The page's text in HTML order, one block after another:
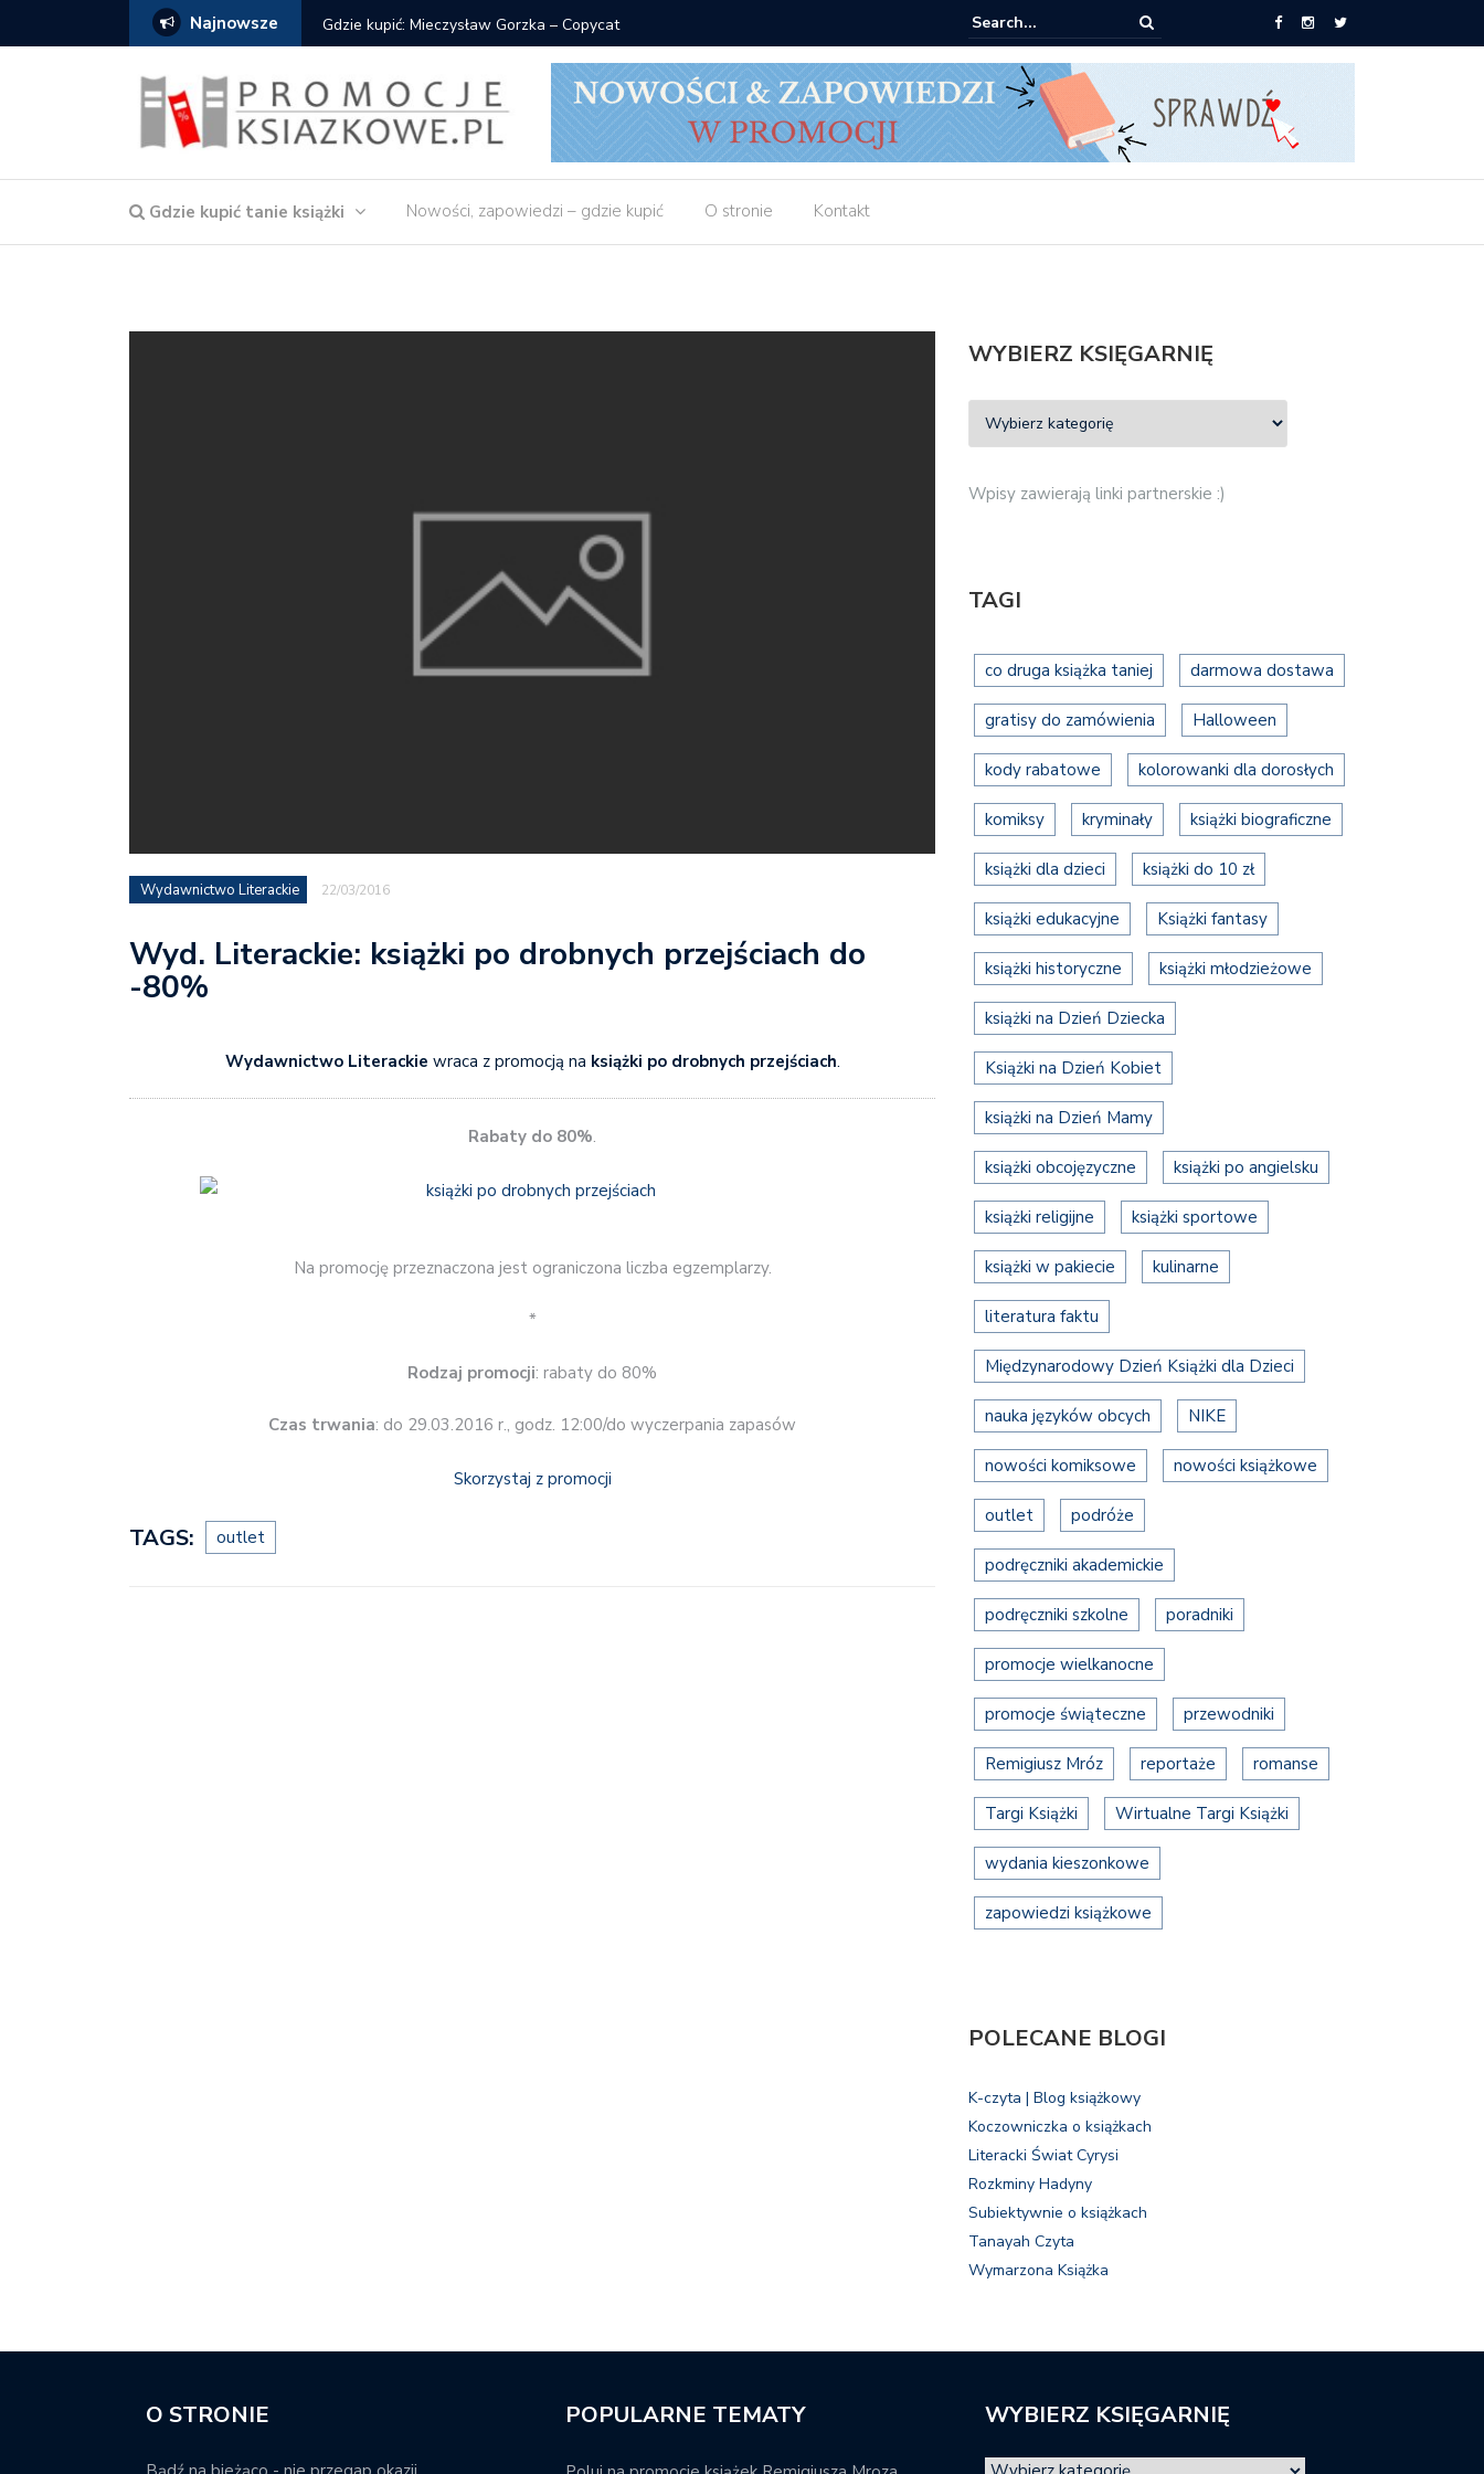
Najnowsze Gdzie kupić: Mieczysław Gorzka – Copycat Znak: książki od 2,90 zł do zamówienia
Gdzie kupić tanie książki Nowości, zapowiedzi – gdzie kupić O stronie Kontakt
Wydawnictwo Literackie 22/03/2016
Wyd. Literackie: książki po drobnych przejściach do
-80%
Wydawnictwo Literackie wraca z promocją na książki po drobnych przejściach.
Rabaty do 80%.
Na promocję przeznaczona jest ograniczona liczba egzemplarzy.
*
Rodzaj promocji: rabaty do 80%
Czas trwania: do 29.03.2016 r., godz. 12:00/do wyczerpania zapasów
Skorzystaj z promocji
TAGS: outlet
WYBIERZ KSIĘGARNIĘ
Wpisy zawierają linki partnerskie :)
TAGI
co druga książka taniej darmowa dostawa
gratisy do zamówienia Halloween
kody rabatowe kolorowanki dla dorosłych
komiksy kryminały książki biograficzne
książki dla dzieci książki do 10 zł
książki edukacyjne Książki fantasy
książki historyczne książki młodzieżowe
książki na Dzień Dziecka
Książki na Dzień Kobiet
książki na Dzień Mamy
książki obcojęzyczne książki po angielsku
książki religijne książki sportowe
książki w pakiecie kulinarne
literatura faktu
Międzynarodowy Dzień Książki dla Dzieci
nauka języków obcych NIKE
nowości komiksowe nowości książkowe
outlet podróże
podręczniki akademickie
podręczniki szkolne poradniki
promocje wielkanocne
promocje świąteczne przewodniki
Remigiusz Mróz reportaże romanse
Targi Książki Wirtualne Targi Książki
wydania kieszonkowe
zapowiedzi książkowe
POLECANE BLOGI
K-czyta | Blog książkowy
Koczowniczka o książkach
Literacki Świat Cyrysi
Rozkminy Hadyny
Subiektywnie o książkach
Tanayah Czyta
Wymarzona Książka
O STRONIE POPULARNE TEMATY WYBIERZ KSIĘGARNIĘ